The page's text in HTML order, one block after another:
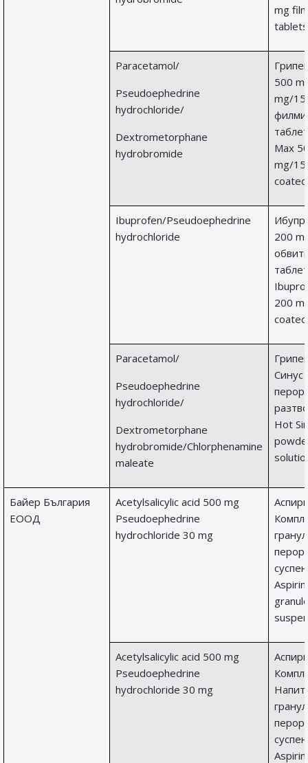
mg
tablets
Paracetamol/
Pseudoephedrine
hydrochloride/
Dextrometorphane
hydrobromide
500
mg/15
Max
mg/15
Ibuprofen/Pseudoephedrine
hydrochloride
200
200
Paracetamol/
Pseudoephedrine
hydrochloride/
Dextrometorphane
hydrobromide/Chlorphenamine
maleate
Синус
Hot
Байер България
ЕООД
Acetylsalicylic acid 500 mg
Pseudoephedrine
hydrochloride 30 mg
Acetylsalicylic acid 500 mg
Pseudoephedrine
hydrochloride 30 mg